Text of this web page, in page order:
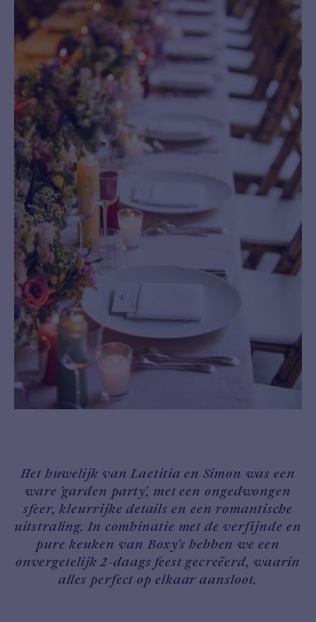
Het huwelijk van Laetitia en Simon was een
ware 'garden party', met een ongedwongen
sfeer, kleurrijke details en een romantische
uitstraling. In combinatie met de verfijnde en
pure keuken van Boxy's hebben we een
onvergetelijk 2-daags feest gecreëerd, waarin
alles perfect op elkaar aansloot.